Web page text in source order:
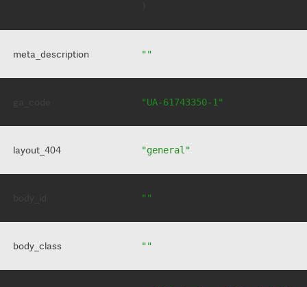
meta_description ""
"UA-61743350-1"
layout_404 "general"
""
body_class ""